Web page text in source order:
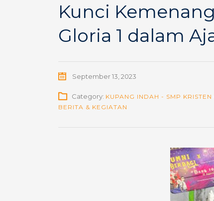
Kunci
Gloria 1 dalam
September 13, 2023
Category: KUPANG INDAH - SMP
BERITA & KEGIATAN